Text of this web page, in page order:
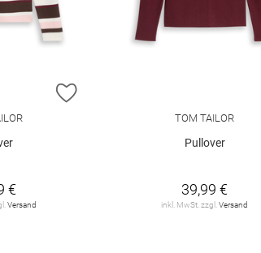
ZUR WUNSCHLISTE HINZUFÜGEN
€
Versand
TOM TAILOR
Pullover
39,99 €
inkl. MwSt. zzgl.Versand